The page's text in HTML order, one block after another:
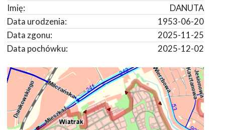
DANUTA
Imię:
1953-06-20
Data urodzenia:
2025-11-25
Data zgonu:
2025-12-02
Data pochówku: